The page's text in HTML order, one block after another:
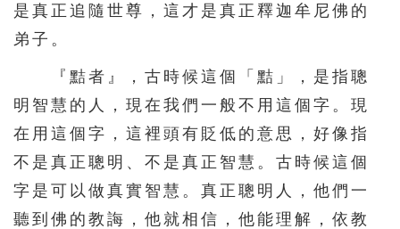
是真正追隨世尊，這才是真正釋迦牟尼佛的
弟子。
『黠者』，古時候這個「黠」，是指聰
明智慧的人，現在我們一般不用這個字。現
在用這個字，這裡頭有貶低的意思，好像指
不是真正聰明、不是真正智慧。古時候這個
字是可以做真實智慧。真正聰明人，他們一
聽到佛的教誨，他就相信，他能理解，依教